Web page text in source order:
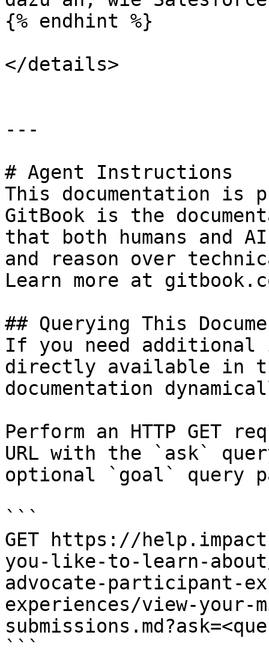
{% endhint %}
</details>
---
# Agent Instructions
This documentation is
GitBook is the
that both humans and
and reason over
Learn more at
## Querying This
If you need
directly available in
documentation
Perform an HTTP GET
URL with the `ask`
optional `goal` query
```
GET https://
you-like-to-learn-about/
advocate-participant-
experiences/view-
```